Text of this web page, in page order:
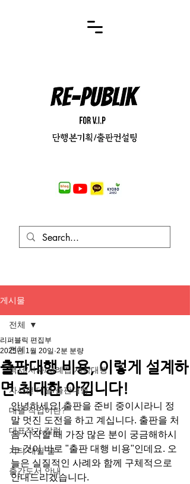
게시물
전체
백서/사사/사례집 제작대행
자서전 대필/출판대행
대필 작업이란?
대표작가 칼럼
기타 대필 글
출간도서 안내
전체
출판대행 비용, 이렇게 설계하
면 최대한 아낍니다!
리퍼블릭 편집부
2025년 1월 20일 2분 분량
안녕하세요! 출판을 준비 중이시라니 정
말 멋진 도전을 하고 계십니다. 출판을 처
음 시작할 때 가장 많은 분이 궁금해하시
는 것이 바로 "출판 대행 비용"인데요. 오
늘은 실질적인 사례와 함께 구체적으로
안내드리겠습니다.